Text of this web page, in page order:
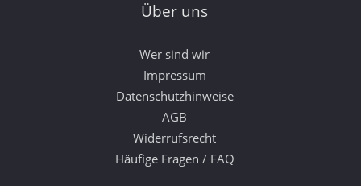
Über uns
Wer sind wir
Impressum
Datenschutzhinweise
AGB
Widerrufsrecht
Häufige Fragen / FAQ